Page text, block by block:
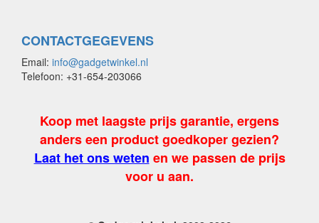
CONTACTGEGEVENS
Email: info@gadgetwinkel.nl
Telefoon: +31-654-203066
Koop met laagste prijs garantie, ergens
anders een product goedkoper gezien?
Laat het ons weten en we passen de prijs
voor u aan.